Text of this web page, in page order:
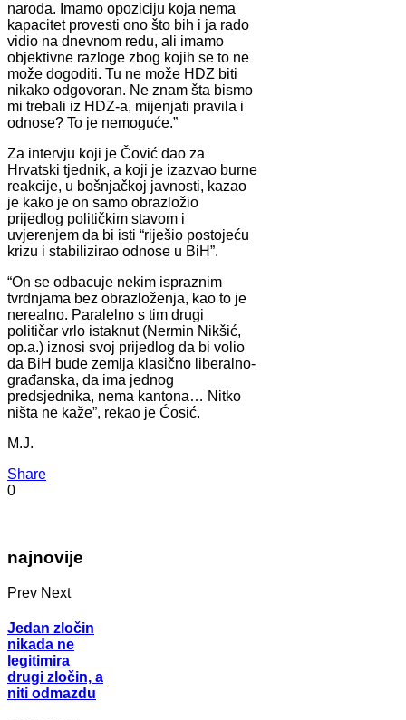
naroda. Imamo opoziciju koja nema
kapacitet provesti ono što bih i ja rado
vidio na dnevnom redu, ali imamo
objektivne razloge zbog kojih se to ne
može dogoditi. Tu ne može HDZ biti
nikako odgovoran. Ne znam šta bismo
mi trebali iz HDZ-a, mijenjati pravila i
odnose? To je nemoguće.”
Za intervju koji je Čović dao za
Hrvatski tjednik, a koji je izazvao burne
reakcije, u bošnjačkoj javnosti, kazao
je kako je on samo obrazložio
prijedlog političkim stavom i
uvjerenjem da bi isti “riješio postojeću
krizu i stabilizirao odnose u BiH”.
“On se odbacuje nekim ispraznim
tvrdnjama bez obrazloženja, kao to je
nerealno. Paralelno s tim drugi
političar vrlo istaknut (Nermin Nikšić,
op.a.) iznosi svoj prijedlog da bi volio
da BiH bude zemlja klasično liberalno-
građanska, da ima jednog
predsjednika, nema kantona… Nitko
ništa ne kaže”, rekao je Ćosić.
M.J.
Share
0
najnovije
Prev Next
Jedan zločin
nikada ne
legitimira
drugi zločin, a
niti odmazdu